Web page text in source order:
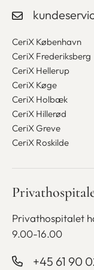
CeriX København
CeriX Frederiksberg
CeriX Hellerup
CeriX Køge
CeriX Holbæk
CeriX Hillerød
CeriX Greve
CeriX Roskilde
Privathospitalet
9.00-16.00
+45 61 90